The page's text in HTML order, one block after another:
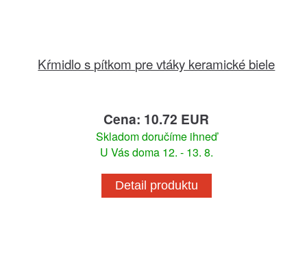
Kŕmidlo s pítkom pre vtáky keramické biele
Cena: 10.72 EUR
Skladom doručíme ihneď
U Vás doma 12. - 13. 8.
Detail produktu